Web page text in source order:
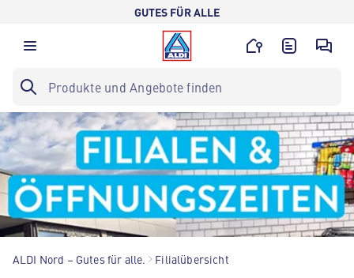
GUTES FÜR ALLE
ALDI Nord – Gutes für alle. Filialübersicht